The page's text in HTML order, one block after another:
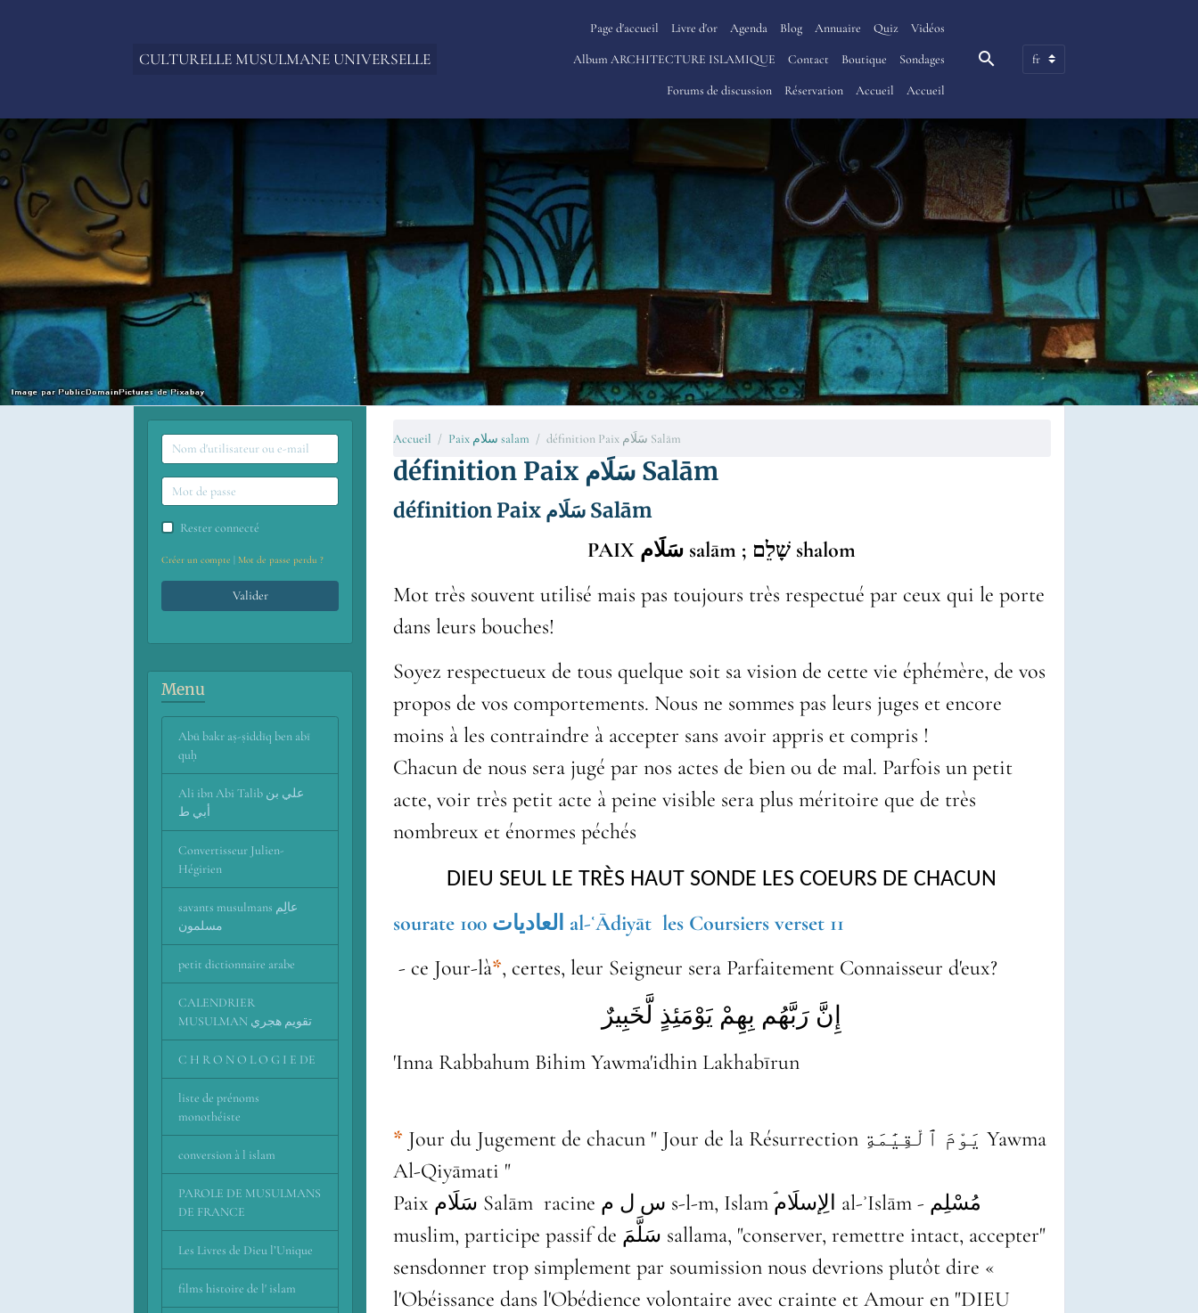
CULTURELLE MUSULMANE UNIVERSELLE
Page d'accueil Livre d'or Agenda Blog Annuaire Quiz Vidéos
Album ARCHITECTURE ISLAMIQUE Contact Boutique Sondages
Forums de discussion Réservation Accueil Accueil
Accueil Paix سلام salam définition Paix سَلَام Salām
définition Paix سَلَام Salām
définition Paix سَلَام Salām
PAIX سَلَام salām ; שָׁלֵם shalom
Mot très souvent utilisé mais pas toujours très respectué par ceux qui le porte
dans leurs bouches!
Soyez respectueux de tous quelque soit sa vision de cette vie éphémère, de vos
propos de vos comportements. Nous ne sommes pas leurs juges et encore
moins à les contraindre à accepter sans avoir appris et compris !
Chacun de nous sera jugé par nos actes de bien ou de mal. Parfois un petit
acte, voir très petit acte à peine visible sera plus méritoire que de très
nombreux et énormes péchés
DIEU SEUL LE TRÈS HAUT SONDE LES COEURS DE CHACUN
sourate 100 العاديات al-ʿĀdiyāt les Coursiers verset 11
- ce Jour-là*, certes, leur Seigneur sera Parfaitement Connaisseur d'eux?
إِنَّ رَبَّهُم بِهِمْ يَوْمَئِذٍ لَّخَبِيرٌ
'Inna Rabbahum Bihim Yawma'idhin Lakhabīrun
* Jour du Jugement de chacun " Jour de la Résurrection يَوْمَ ٱلْقِيَٰمَةِ Yawma
Al-Qiyāmati "
Paix سَلَام‎ Salām racine س ل م s-l-m, Islam ۘالِإسلَام al-ʾIslām - مُسْلِم
muslim, participe passif de سَلَّمَ sallama, "conserver, remettre intact, accepter"
sensdonner trop simplement par soumission nous devrions plutôt dire «
l'Obéissance dans l'Obédience volontaire avec crainte et Amour en "DIEU
Rester connecté
Créer un compte | Mot de passe perdu ?
Valider
Menu
Abū bakr aṣ-ṣiddīq ben abī
quḥ
Ali ibn Abi Talib علي بن
أبي ط
Convertisseur Julien-
Hégirien
savants musulmans عالِم
مسلمون
petit dictionnaire arabe
CALENDRIER
MUSULMAN تقويم هجري
C H R O N O L O G I E DE
liste de prénoms
monothéiste
conversion à l islam
PAROLE DE MUSULMANS
DE FRANCE
Les Livres de Dieu l’Unique
films histoire de l' islam